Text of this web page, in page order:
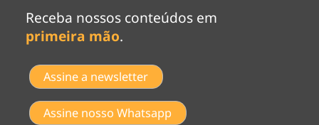
Receba nossos conteúdos em
primeira mão.
Assine a newsletter
Assine nosso Whatsapp